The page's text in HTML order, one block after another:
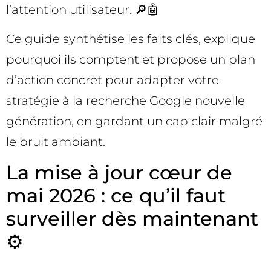
l’attention utilisateur. 🔎🤖
Ce guide synthétise les faits clés, explique
pourquoi ils comptent et propose un plan
d’action concret pour adapter votre
stratégie à la recherche Google nouvelle
génération, en gardant un cap clair malgré
le bruit ambiant.
La mise à jour cœur de
mai 2026 : ce qu’il faut
surveiller dès maintenant
⚙️